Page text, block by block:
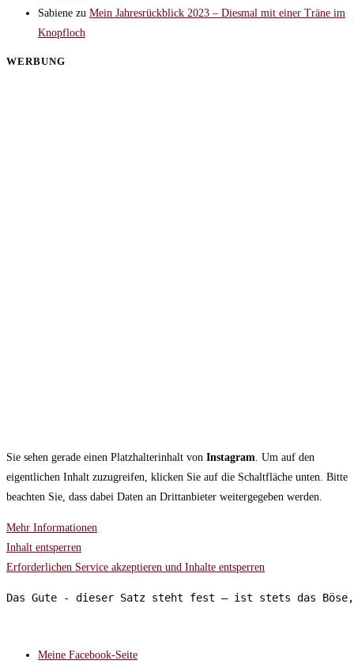
Sabiene zu Mein Jahresrückblick 2023 – Diesmal mit einer Träne im
Knopfloch
WERBUNG
Sie sehen gerade einen Platzhalterinhalt von Instagram . Um auf den
eigentlichen Inhalt zuzugreifen, klicken Sie auf die Schaltfläche unten. Bitte
beachten Sie, dass dabei Daten an Drittanbieter weitergegeben werden.
Mehr Informationen
Inhalt entsperren
Erforderlichen Service akzeptieren und Inhalte entsperren
Das Gute - dieser Satz steht fest – ist stets das Böse,
Meine Facebook-Seite